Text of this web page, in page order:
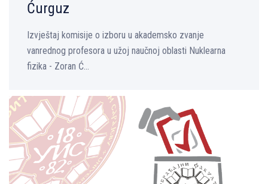
Ćurguz
Izvještaj komisije o izboru u akademsko zvanje
vanrednog profesora u užoj naučnoj oblasti Nuklearna
fizika - Zoran Ć...